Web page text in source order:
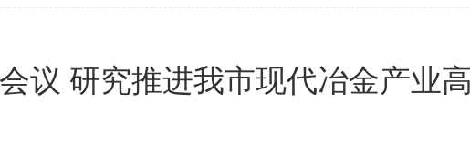
议 研究推进我市现代冶金产业